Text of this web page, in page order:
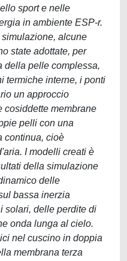
sport e nelle
in ambiente ESP-r.
alcune
state adottate, per
della pelle complessa,
termiche interne, i ponti
un approccio
cosiddette membrane
pelli con una
continua, cioè
I modelli creati è
della simulazione
delle
bassa inerzia
solari, delle perdite di
onda lunga al cielo.
nel cuscino in doppia
membrana terza